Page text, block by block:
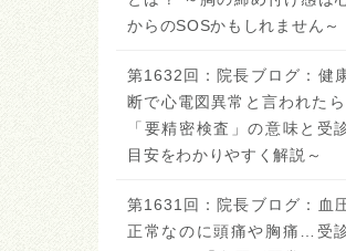
からのSOSかもしれません～
第1632回：院長ブログ：健
断で心電図異常と言われたら
「要精密検査」の意味と受
目安をわかりやすく解説～
第1631回：院長ブログ：血
正常なのに頭痛や胸痛…受